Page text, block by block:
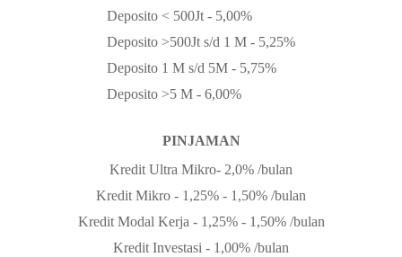
Deposito < 500Jt - 5,00%
Deposito >500Jt s/d 1 M - 5,25%
Deposito 1 M s/d 5M - 5,75%
Deposito >5 M - 6,00%
PINJAMAN
Kredit Ultra Mikro- 2,0% /bulan
Kredit Mikro - 1,25% - 1,50% /bulan
Kredit Modal Kerja - 1,25% - 1,50% /bulan
Kredit Investasi - 1,00% /bulan